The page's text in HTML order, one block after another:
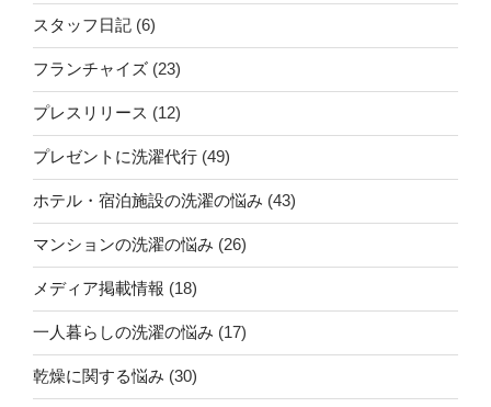
スタッフ日記 (6)
フランチャイズ (23)
プレスリリース (12)
プレゼントに洗濯代行 (49)
ホテル・宿泊施設の洗濯の悩み (43)
マンションの洗濯の悩み (26)
メディア掲載情報 (18)
一人暮らしの洗濯の悩み (17)
乾燥に関する悩み (30)